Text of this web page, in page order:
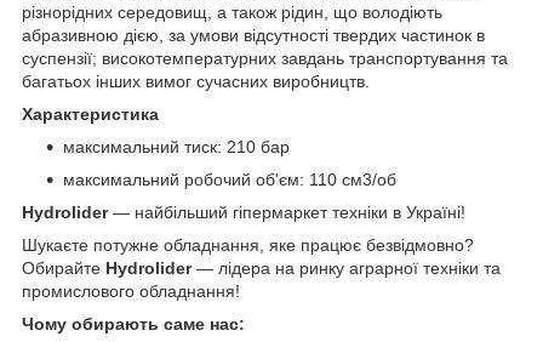
різнорідних середовищ, а також рідин, що володіють
абразивною дією, за умови відсутності твердих частинок в
суспензії; високотемпературних завдань транспортування та
багатьох інших вимог сучасних виробництв.
Характеристика
максимальний тиск: 210 бар
максимальний робочий об'єм: 110 см3/об
Hydrolider— найбільший гіпермаркет техніки в Україні!
Шукаєте потужне обладнання, яке працює безвідмовно?
Обирайте Hydrolider— лідера на ринку аграрної техніки та
промислового обладнання!
Чому обирають саме нас: